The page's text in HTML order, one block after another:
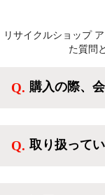
リサイクルショップ
た質問
購入の際、
方、登録しな
取り扱って